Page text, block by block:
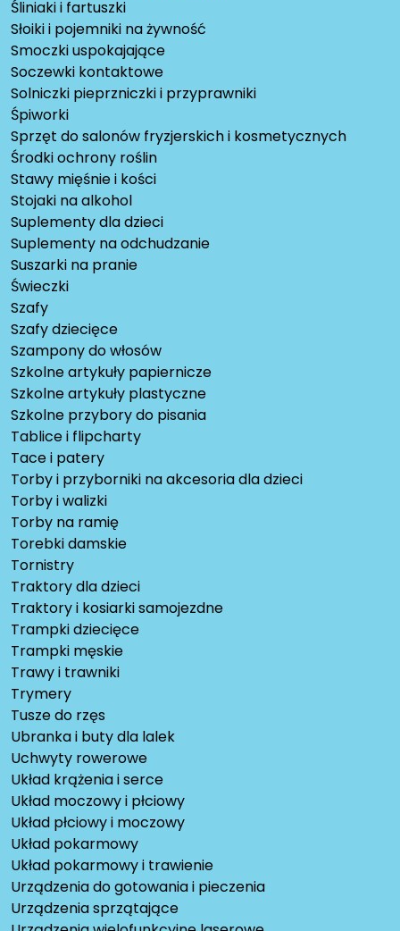
Śliniaki i fartuszki
Słoiki i pojemniki na żywność
Smoczki uspokajające
Soczewki kontaktowe
Solniczki pieprzniczki i przyprawniki
Śpiworki
Sprzęt do salonów fryzjerskich i kosmetycznych
Środki ochrony roślin
Stawy mięśnie i kości
Stojaki na alkohol
Suplementy dla dzieci
Suplementy na odchudzanie
Suszarki na pranie
Świeczki
Szafy
Szafy dziecięce
Szampony do włosów
Szkolne artykuły papiernicze
Szkolne artykuły plastyczne
Szkolne przybory do pisania
Tablice i flipcharty
Tace i patery
Torby i przyborniki na akcesoria dla dzieci
Torby i walizki
Torby na ramię
Torebki damskie
Tornistry
Traktory dla dzieci
Traktory i kosiarki samojezdne
Trampki dziecięce
Trampki męskie
Trawy i trawniki
Trymery
Tusze do rzęs
Ubranka i buty dla lalek
Uchwyty rowerowe
Układ krążenia i serce
Układ moczowy i płciowy
Układ płciowy i moczowy
Układ pokarmowy
Układ pokarmowy i trawienie
Urządzenia do gotowania i pieczenia
Urządzenia sprzątające